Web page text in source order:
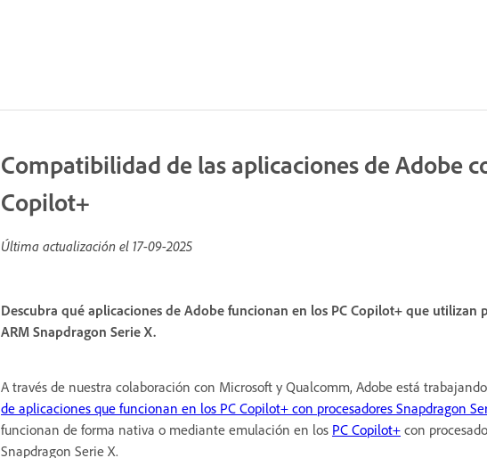
Compatibilidad de las aplicaciones de Adobe
Copilot+
Última actualización el 17-09-2025
Descubra qué aplicaciones de Adobe funcionan en los PC Copilot+ que utilizan
ARM Snapdragon Serie X.
A través de nuestra colaboración con Microsoft y Qualcomm, Adobe está
de aplicaciones que funcionan en los PC Copilot+ con procesadores Snapdragon
funcionan de forma nativa o mediante emulación en los PC Copilot+ con
Snapdragon Serie X.